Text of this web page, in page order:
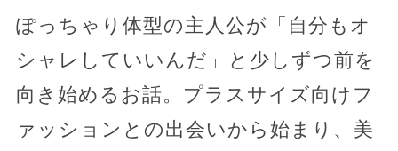
ぽっちゃり体型の主人公が「自分もオ
シャレしていいんだ」と少しずつ前を
向き始めるお話。プラスサイズ向けフ
ァッションとの出会いから始まり、美